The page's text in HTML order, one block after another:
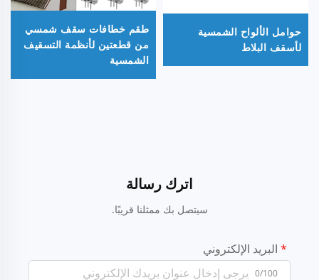
حوامل الألواح الشمسية
لأسقف البلاط
طقم خطافات سقف شمسي
من قطعتين لأنظمة التسقيف
الشمسية
اترك رسالة
سيتصل بك ممثلنا قريبًا.
البريد الإلكتروني
0/100